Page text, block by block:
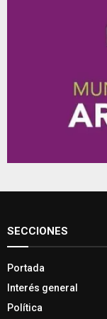
SECCIONES
Portada
Interés general
Política